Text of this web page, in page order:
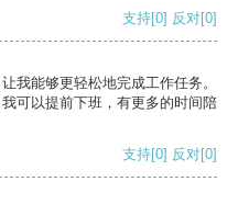
支持[0] 反对[0]
我能够更轻松地完成工作任务。
可以提前下班，有更多的时间陪
支持[0] 反对[0]